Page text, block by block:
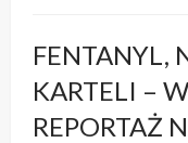
FENTANYL,
KARTELI –
REPORTAŻ